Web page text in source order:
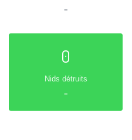
=
0
Nids détruits
=